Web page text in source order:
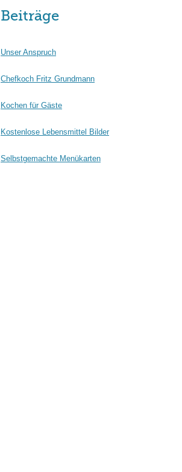
Beiträge
Unser Anspruch
Chefkoch Fritz Grundmann
Kochen für Gäste
Kostenlose Lebensmittel Bilder
Selbstgemachte Menükarten